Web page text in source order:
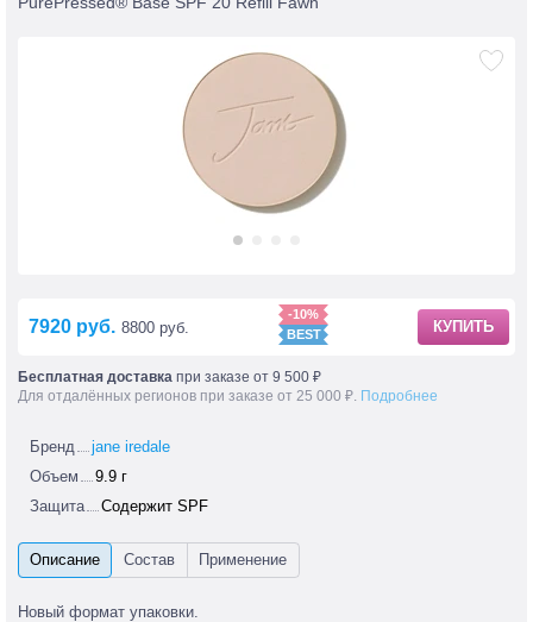
7920 руб. 8800 руб.
-10%
КУПИТЬ
Бесплатная доставка при заказе от 9 500 ₽
Для отдалённых регионов при заказе от 25 000 ₽. Подробнее
Бренд
jane iredale
Объем
9.9 г
Защита
Содержит SPF
Новый формат упаковки.